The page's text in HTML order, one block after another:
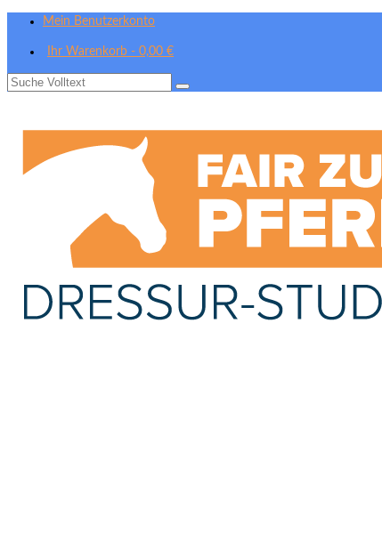
Mein Benutzerkonto
Ihr Warenkorb - 0,00 €
Suche